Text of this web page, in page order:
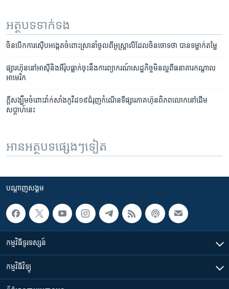
អត្ថបទ​ទាក់ទង
ចិន​បើក​ការ​ស៊ើប​អង្កេត​​​ចំពោះ​​​ស្រា​​នាំ​ចូល​ពី​​អូស្រ្តាលី​ដែល​ចិន​ចោទ​ថា ​​បាន​ទម្លាក់​តម្លៃ​
ផ្សារ​ហ៊ុន​នៅ​អាស៊ី​និង​អឺរ៉ុប​ធ្លាក់​ចុះ​នឹង​ការ​ព្យាករណ៍​សេដ្ឋកិច្ច​មិន​ល្អ​ពី​ធនាគារ​កណ្តាល​
អាមេរិក
ក្តី​សង្ឃឹម​​ចំពោះ​វ៉ាក់សាំង​កូវីដ​១៩​​​ជំរុញ​កំណើន​​ទីផ្សារ​ភាគហ៊ុន​ពិភពលោក​​នៅ​ដើម​
សប្តាហ៍​នេះ
អានអត្ថបទផ្សេងៗទៀត
បណ្តាញ​សង្គម
កម្មវិធី​ទូរទស្សន៍
កម្មវិធី​វិទ្យុ